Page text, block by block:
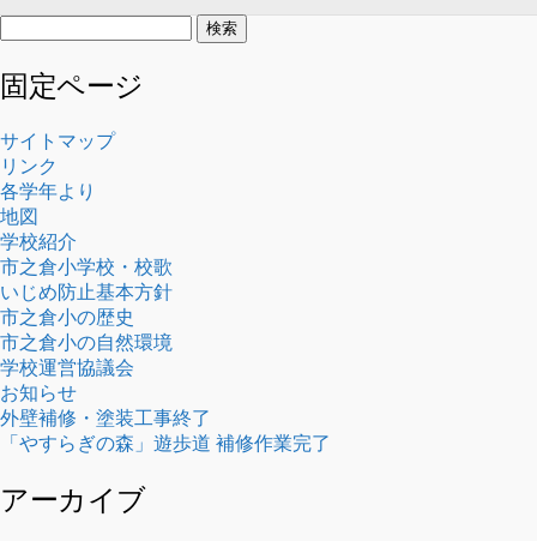
固定ページ
サイトマップ
リンク
各学年より
地図
学校紹介
市之倉小学校・校歌
いじめ防止基本方針
市之倉小の歴史
市之倉小の自然環境
学校運営協議会
お知らせ
外壁補修・塗装工事終了
「やすらぎの森」遊歩道 補修作業完了
アーカイブ